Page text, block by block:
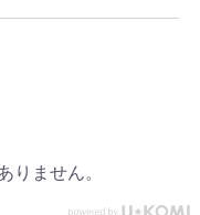
りません。